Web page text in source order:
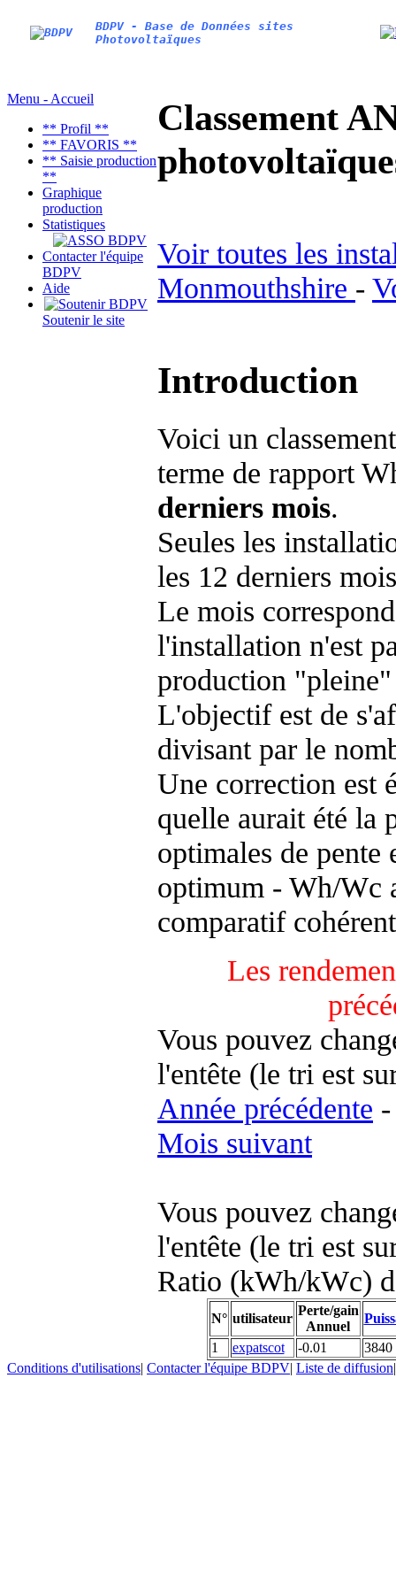
BDPV - Base de Données sites
Photovoltaïques
Menu - Accueil
** Profil **
** FAVORIS **
** Saisie production
**
Graphique
production
Statistiques
Contacter l'équipe
BDPV
Aide
Soutenir le site
Classement
Voir toutes les
Monmouthshire -
Introduction
Voici un
terme de rapport
derniers mois.
Seules les
les 12 derniers
Le mois
l'installation n'est
production "pleine"
L'objectif est de
divisant par le
Une correction est
quelle aurait été la
optimales de
optimum - Wh/Wc
comparatif
Les
Vous pouvez
l'entête (le tri est
Année précédente -
Mois suivant
Vous pouvez
l'entête (le tri est
Ratio (kWh/kWc)
N° utilisateur
Perte/gain
Annuel
1
expatscot -0.01
3840
Conditions d'utilisations| Contacter l'équipe BDPV| Liste de diffusion